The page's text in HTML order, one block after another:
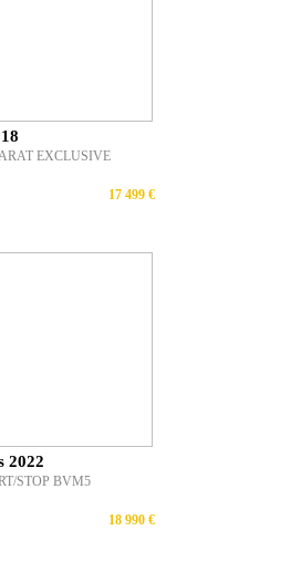
EXCLUSIVE
17 499 €
2022
STOP BVM5
18 990 €